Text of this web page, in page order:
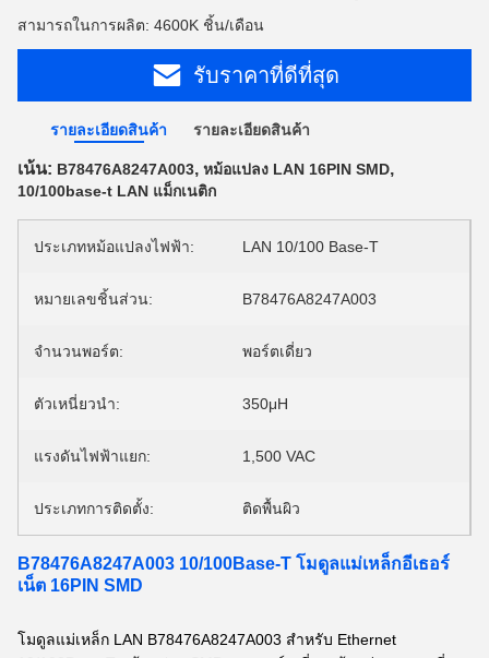
สามารถในการผลิต: 4600K ชิ้น/เดือน
รับราคาที่ดีที่สุด
รายละเอียดสินค้า รายละเอียดสินค้า
เน้น: B78476A8247A003, หม้อแปลง LAN 16PIN SMD,
10/100base-t LAN แม็กเนติก
ประเภทหม้อแปลงไฟฟ้า: LAN 10/100 Base-T
หมายเลขชิ้นส่วน: B78476A8247A003
จำนวนพอร์ต: พอร์ตเดี่ยว
ตัวเหนี่ยวนำ: 350μH
แรงดันไฟฟ้าแยก: 1,500 VAC
ประเภทการติดตั้ง: ติดพื้นผิว
B78476A8247A003 10/100Base-T โมดูลแม่เหล็กอีเธอร์
เน็ต 16PIN SMD
โมดูลแม่เหล็ก LAN B78476A8247A003 สำหรับ Ethernet